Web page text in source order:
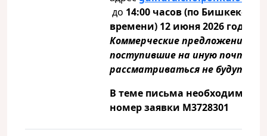
до 14:00 часов (по
времени) 12 июня 2026 года.
Коммерческие предложения,
поступившие на иную почту,
рассматриваться не будут.
В теме письма необходимо
номер заявки M3728301